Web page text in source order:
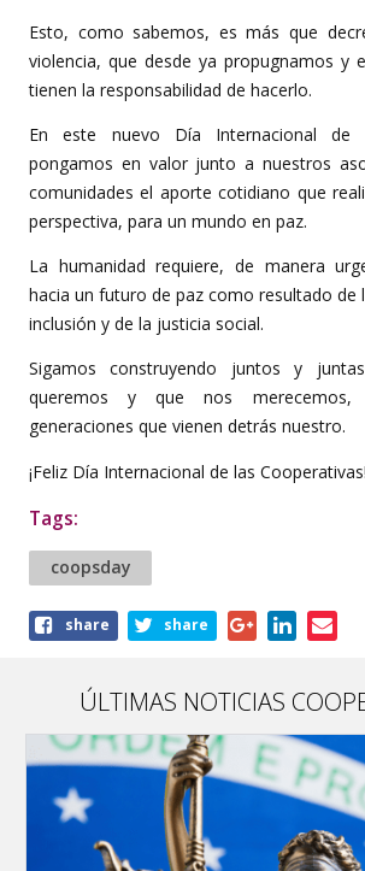
Esto, como sabemos, es más que
violencia, que desde ya propugnamos y
tienen la responsabilidad de hacerlo.
En este nuevo Día Internacional de
pongamos en valor junto a nuestros
comunidades el aporte cotidiano que
perspectiva, para un mundo en paz.
La humanidad requiere, de manera
hacia un futuro de paz como resultado de
inclusión y de la justicia social.
Sigamos construyendo juntos y
queremos y que nos
generaciones que vienen detrás nuestro.
¡Feliz Día Internacional de las Cooperativas!
Tags:
coopsday
Shareshare share
ÚLTIMAS NOTICIAS